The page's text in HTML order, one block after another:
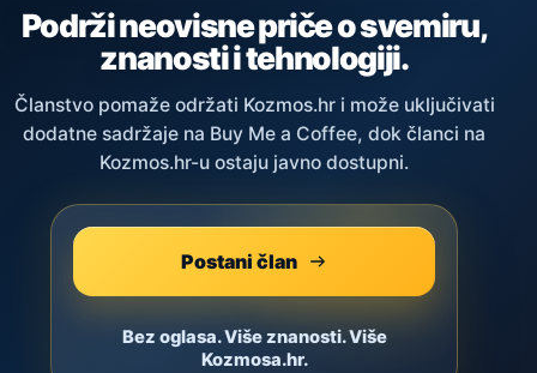
Podrži neovisne priče o svemiru,
znanosti i tehnologiji.
Članstvo pomaže održati Kozmos.hr i može uključivati
dodatne sadržaje na Buy Me a Coffee, dok članci na
Kozmos.hr-u ostaju javno dostupni.
Postani član
Bez oglasa. Više znanosti. Više
Kozmosa.hr.